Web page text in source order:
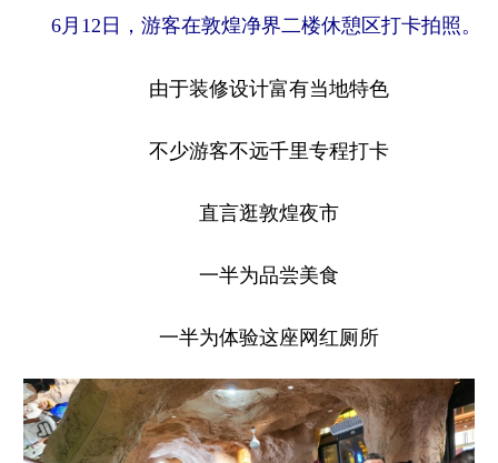
6月12日，游客在敦煌净界二楼休憩区打卡拍照。
由于装修设计富有当地特色
不少游客不远千里专程打卡
直言逛敦煌夜市
一半为品尝美食
一半为体验这座网红厕所